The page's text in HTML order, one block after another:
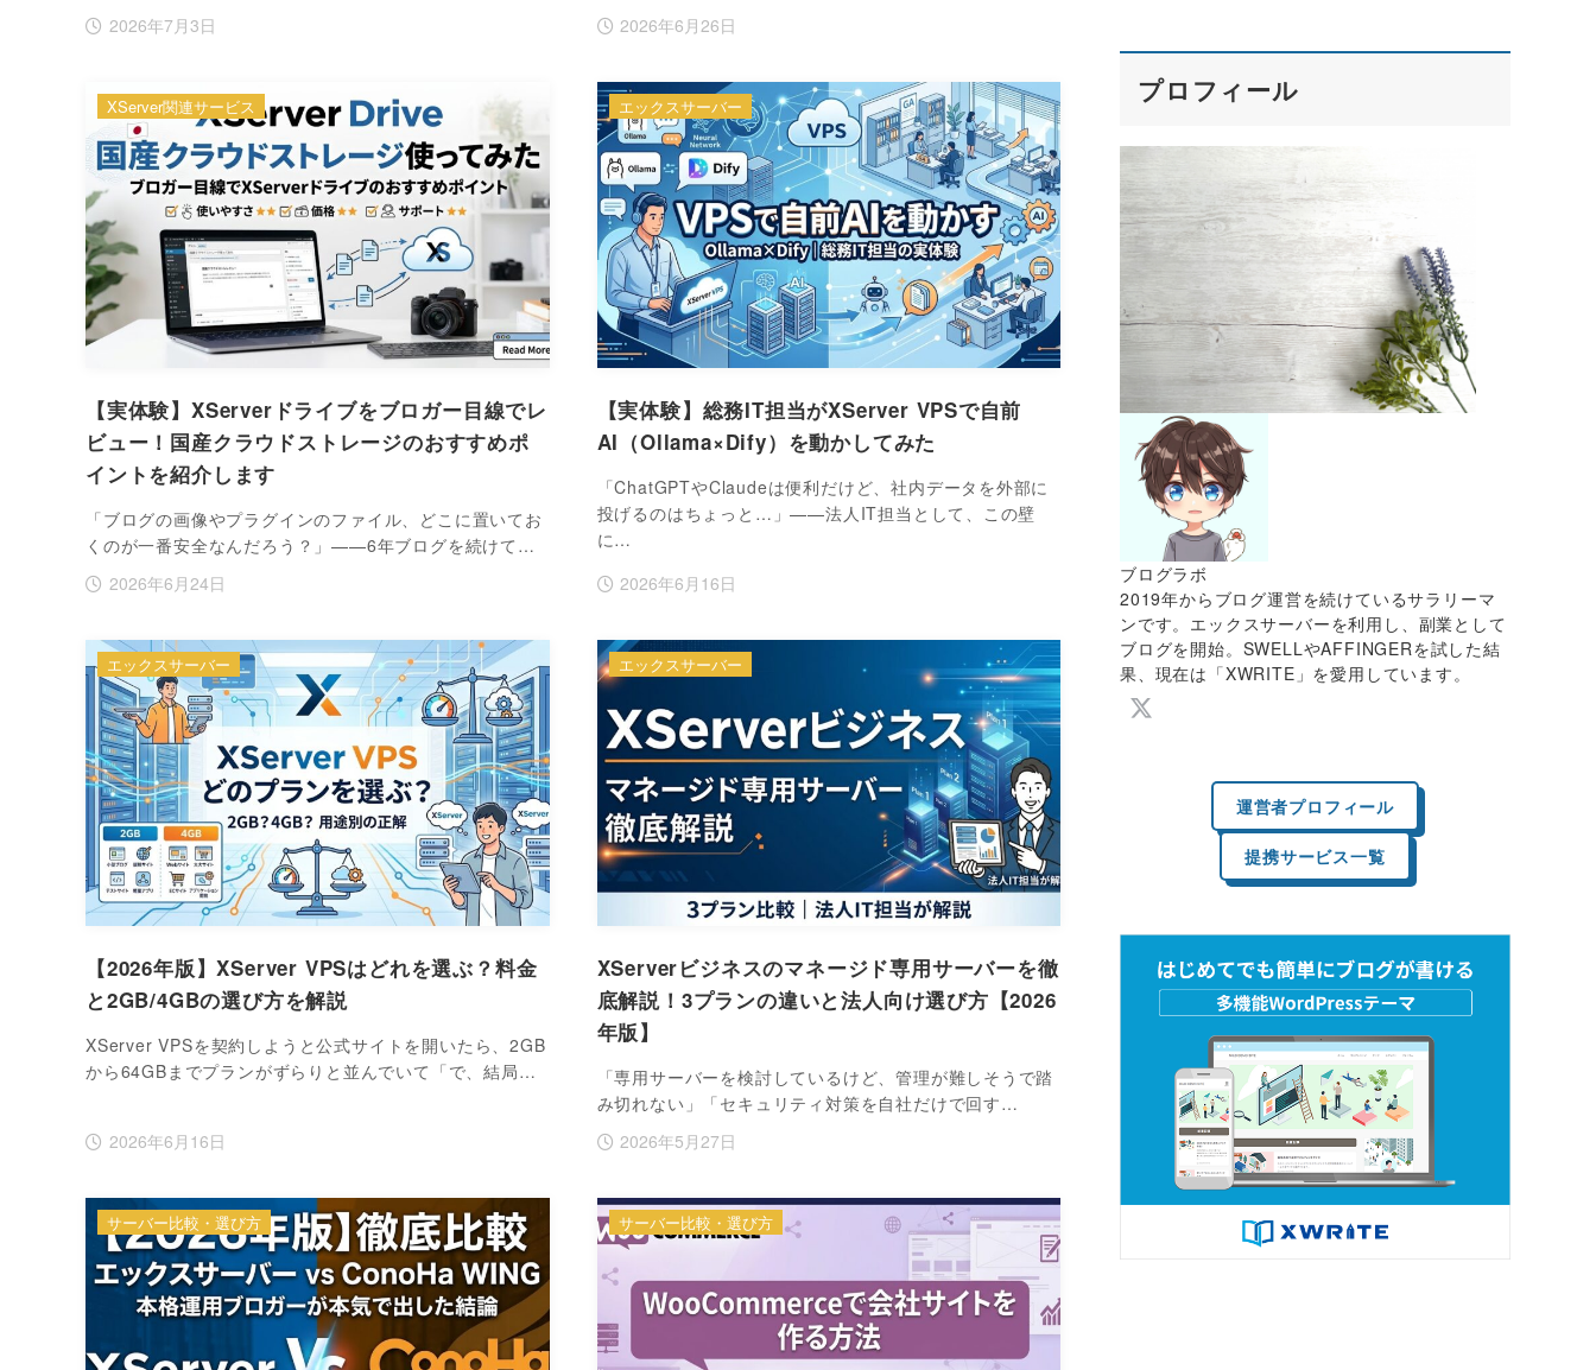
2026年7月3日
2026年6月26日
【実体験】XServerドライブをブロガー目線でレ
ビュー！国産クラウドストレージのおすすめポ
イントを紹介します
「ブログの画像やプラグインのファイル、どこに置いてお
くのが一番安全なんだろう？」——6年ブログを続けて…
2026年6月24日
XServer関連サービス
【実体験】総務IT担当がXServer VPSで自前
AI（Ollama×Dify）を動かしてみた
「ChatGPTやClaudeは便利だけど、社内データを外部に
投げるのはちょっと…」——法人IT担当として、この壁
に…
2026年6月16日
エックスサーバー
【2026年版】XServer VPSはどれを選ぶ？料金
と2GB/4GBの選び方を解説
XServer VPSを契約しようと公式サイトを開いたら、2GB
から64GBまでプランがずらりと並んでいて「で、結局…
2026年6月16日
エックスサーバー
XServerビジネスのマネージド専用サーバーを徹
底解説！3プランの違いと法人向け選び方【2026
年版】
「専用サーバーを検討しているけど、管理が難しそうで踏
み切れない」「セキュリティ対策を自社だけで回す…
2026年5月27日
エックスサーバー
サーバー比較・選び方 サーバー比較・選び方
プロフィール
ブログラボ
2019年からブログ運営を続けているサラリーマ
ンです。エックスサーバーを利用し、副業として
ブログを開始。SWELLやAFFINGERを試した結
果、現在は「XWRITE」を愛用しています。
運営者プロフィール
提携サービス一覧